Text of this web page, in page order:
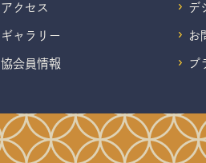
アクセス デ
ギャラリー お
協会員情報 プ